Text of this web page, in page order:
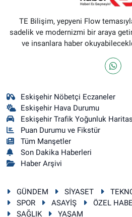
TE Bilişim, yepyeni Flow
sadelik ve modernizmi bir araya
ve insanlara haber
Eskişehir Nöbetçi Eczaneler
Eskişehir Hava Durumu
Eskişehir Trafik Yoğunluk
Puan Durumu ve Fikstür
Tüm Manşetler
Son Dakika Haberleri
Haber Arşivi
GÜNDEM SİYASET
SPOR
ASAYİŞ ÖZEL
SAĞLIK
YAŞAM